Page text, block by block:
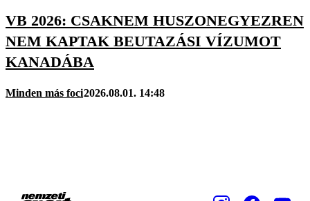
VB 2026: CSAKNEM HUSZONEGYEZREN
NEM KAPTAK BEUTAZÁSI VÍZUMOT
KANADÁBA
Minden más foci2026.08.01. 14:48